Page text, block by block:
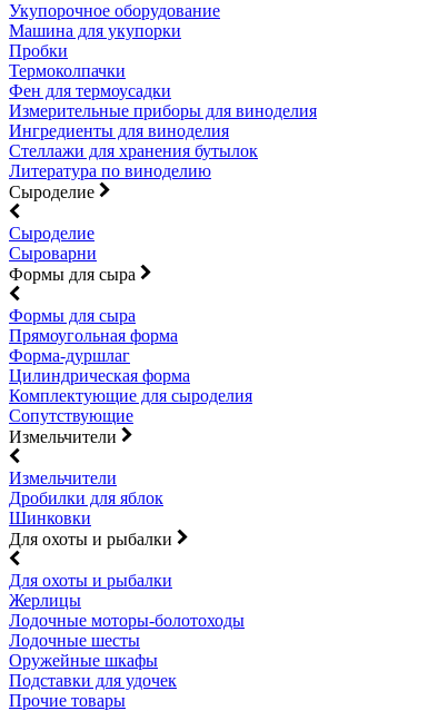
Укупорочное оборудование
Машина для укупорки
Пробки
Термоколпачки
Фен для термоусадки
Измерительные приборы для виноделия
Ингредиенты для виноделия
Стеллажи для хранения бутылок
Литература по виноделию
Сыроделие
Сыроделие
Сыроварни
Формы для сыра
Формы для сыра
Прямоугольная форма
Форма-дуршлаг
Цилиндрическая форма
Комплектующие для сыроделия
Сопутствующие
Измельчители
Измельчители
Дробилки для яблок
Шинковки
Для охоты и рыбалки
Для охоты и рыбалки
Жерлицы
Лодочные моторы-болотоходы
Лодочные шесты
Оружейные шкафы
Подставки для удочек
Прочие товары